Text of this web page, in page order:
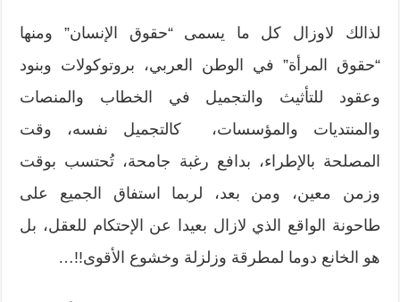
لذالك لاوزال كل ما يسمى “حقوق الإنسان” ومنها
“حقوق المرأة” في الوطن العربي، بروتوكولات وبنود
وعقود للتأثيث والتجميل في الخطاب والمنصات
والمنتديات والمؤسسات، كالتجميل نفسه، وقت
المصلحة بالإطراء، بدافع رغبة جامحة، تُحتسب بوقت
وزمن معين، ومن بعد، لربما استفاق الجميع على
طاحونة الواقع الذي لازال بعيدا عن الإحتكام للعقل، بل
هو الخانع دوما لمطرقة وزلزلة وخشوع الأقوى!!…